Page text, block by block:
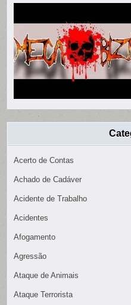
Acerto de Contas
Achado de Cadáver
Acidente de Trabalho
Acidentes
Afogamento
Agressão
Ataque de Animais
Ataque Terrorista